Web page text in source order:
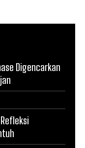
Digencarkan